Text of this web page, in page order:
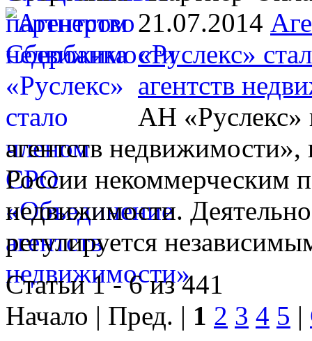
21.07.2014
«Руслекс»
агентств
АН «Руслекс»
агентств недвижимости»,
России некоммерческим
недвижимости.
регулируется
Статьи 1 - 6 из 441
Начало | Пред. | 1 2 3 4 5 |